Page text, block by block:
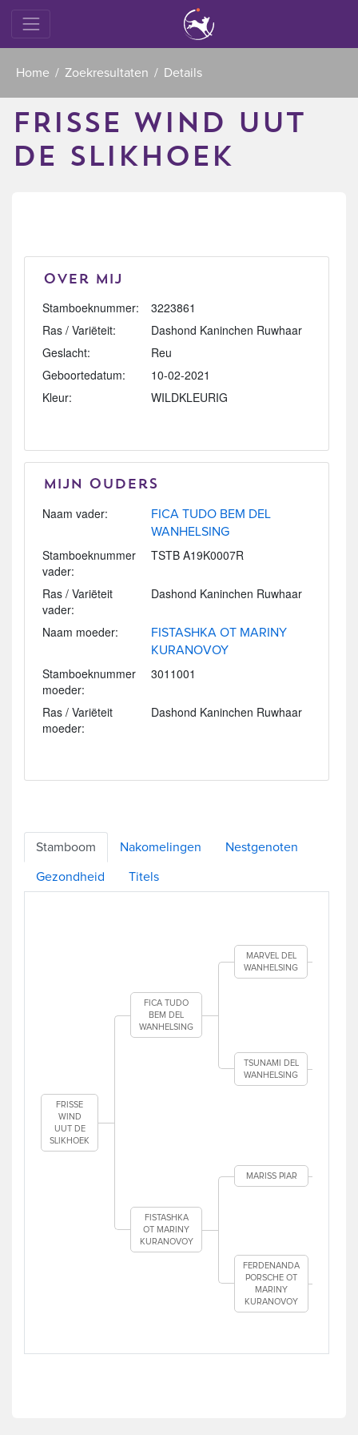
Home Zoekresultaten Details
FRISSE WIND UUT
DE SLIKHOEK
Over mij
Stamboeknummer:
3223861
Ras / Variëteit:
Dashond Kaninchen Ruwhaar
Geslacht:
Reu
Geboortedatum:
10-02-2021
Kleur:
WILDKLEURIG
Mijn Ouders
Naam vader:
FICA TUDO BEM DEL
WANHELSING
Stamboeknummer
vader:
TSTB A19K0007R
Ras / Variëteit
vader:
Dashond Kaninchen Ruwhaar
Naam moeder:
FISTASHKA OT MARINY
KURANOVOY
Stamboeknummer
moeder:
3011001
Ras / Variëteit
moeder:
Dashond Kaninchen Ruwhaar
Stamboom Nakomelingen Nestgenoten
Gezondheid Titels
FRISSE
WIND
UUT DE
SLIKHOEK
FICA TUDO
BEM DEL
WANHELSING
MARVEL DEL
WANHELSING
TSUNAMI DEL
WANHELSING
FISTASHKA
OT MARINY
KURANOVOY
MARISS PIAR
FERDENANDA
PORSCHE OT
MARINY
KURANOVOY